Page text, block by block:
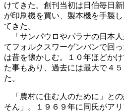
けてきた。創刊当初は日伯毎日
が印刷機を買い、製本機を手製
てきた。
「サンパウロやパラナの日本
てフォルクスワーゲンバンで回
は昔を懐かしむ。１０年ほどか
た事もあり、過去には最大で４
た。
「農村に住む人のために」との
そん」。１９６９年に同氏がア